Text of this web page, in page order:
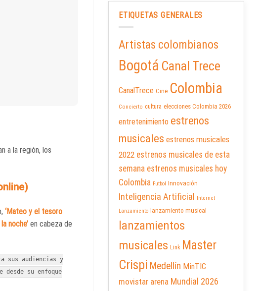
a la región, los
‘Mateo y el tesoro
noche’ en cabeza de
sus audiencias y
desde su enfoque
ETIQUETAS GENERALES
Artistas colombianos
Bogotá Canal Trece
CanalTrece Cine Colombia
Concierto cultura elecciones Colombia 2026
entretenimiento estrenos
musicales estrenos musicales
2022 estrenos musicales de esta
semana estrenos musicales hoy
Colombia Futbol Innovación
Inteligencia Artificial
Internet
Lanzamiento
lanzamiento musical
lanzamientos
musicales Link Master
Crispi Medellín MinTIC
movistar arena Mundial 2026